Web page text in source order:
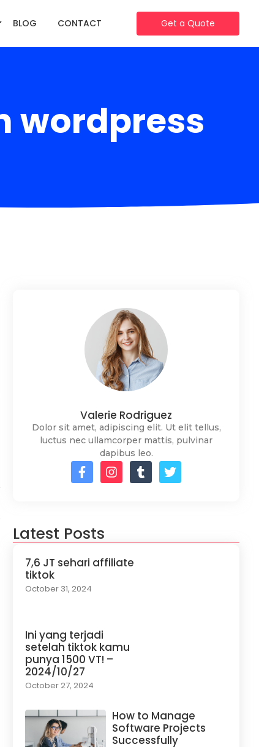
BLOG CONTACT Get a Quote
wordpress
Valerie Rodriguez
Dolor sit amet, adipiscing elit. Ut elit tellus,
luctus nec ullamcorper mattis, pulvinar
dapibus leo.
Latest Posts
7,6 JT sehari affiliate
tiktok
October 31, 2024
Ini yang terjadi
setelah tiktok kamu
punya 1500 VT! –
2024/10/27
October 27, 2024
How to Manage
Software Projects
Successfully